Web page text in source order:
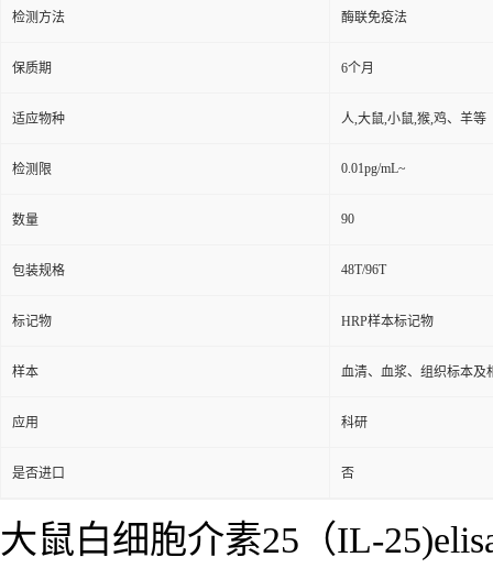
检测方法 酶联免疫法
保质期 6个月
适应物种 人,大鼠,小鼠,猴,鸡、羊等
检测限 0.01pg/mL~
数量 90
包装规格 48T/96T
标记物 HRP样本标记物
样本 血清、血浆、组织标本及
应用 科研
是否进口 否
大鼠白细胞介素25（IL-